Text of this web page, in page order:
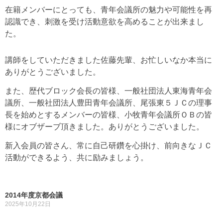
在籍メンバーにとっても、青年会議所の魅力や可能性を再
認識でき、刺激を受け活動意欲を高めることが出来まし
た。
講師をしていただきました佐藤先輩、お忙しいなか本当に
ありがとうございました。
また、歴代ブロック会長の皆様、一般社団法人東海青年会
議所、一般社団法人豊田青年会議所、尾張東５ＪＣの理事
長を始めとするメンバーの皆様、小牧青年会議所ＯＢの皆
様にオブザーブ頂きました。ありがとうございました。
新入会員の皆さん、常に自己研鑽を心掛け、前向きなＪＣ
活動ができるよう、共に励みましょう。
2014年度京都会議
2025年10月22日